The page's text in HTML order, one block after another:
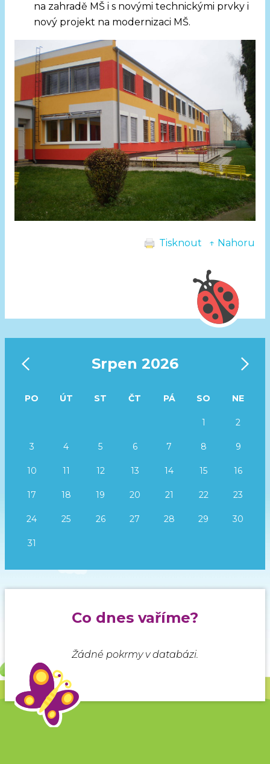
na zahradě MŠ i s novými technickými prvky i
nový projekt na modernizaci MŠ.
Tisknout ↑ Nahoru
Srpen 2026
PO ÚT ST ČT PÁ SO NE
1 2
3 4 5 6 7 8 9
10 11 12 13 14 15 16
17 18 19 20 21 22 23
24 25 26 27 28 29 30
31
Co dnes vaříme?
Žádné pokrmy v databázi.